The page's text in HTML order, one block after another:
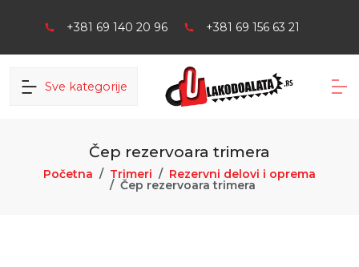
+381 69 140 20 96 +381 69 156 63 21
Sve kategorije
Čep rezervoara trimera
Početna Trimeri Rezervni delovi i oprema
Čep rezervoara trimera